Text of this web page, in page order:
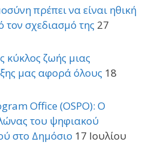
πρέπει να είναι ηθική
τον σχεδιασμό της 27
κύκλος ζωής μιας
μας αφορά όλους 18
Office (OSPO): Ο
του ψηφιακού
στο Δημόσιο 17 Ιουλίου